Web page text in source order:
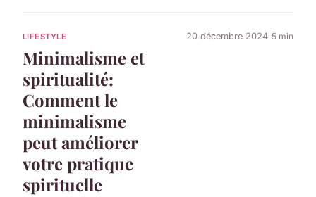
LIFESTYLE
Minimalisme et
spiritualité:
Comment le
minimalisme
peut améliorer
votre pratique
spirituelle
20 décembre 2024 5 min